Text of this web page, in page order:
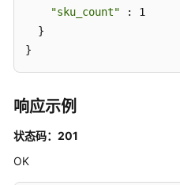
ListExecutionLabels
息
订
阅
"sku_count" : 1
  }
}
响应示例
状态码：201
OK